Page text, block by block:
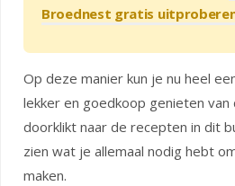
Broednest gratis
Op deze manier kun je nu heel
lekker en goedkoop genieten van
doorklikt naar de recepten in dit
zien wat je allemaal nodig hebt
maken.